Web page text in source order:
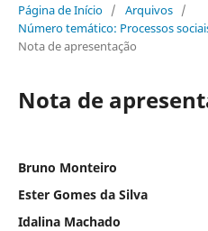
Página de Início / Arquivos /
Número temático: Processos
Nota de apresentação
Nota de
Bruno Monteiro
Ester Gomes da Silva
Idalina Machado